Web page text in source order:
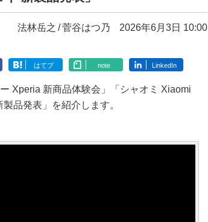
法林岳之 菅谷はつ乃 2026年6月3日 10:00
はてブ note LinkedIn
Xperia 新商品体験会」「シャオミ Xiaomi
品発表」を紹介します。